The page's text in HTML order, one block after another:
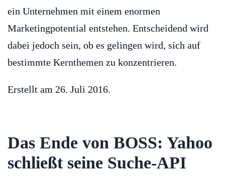
ein Unternehmen mit einem enormen
Marketingpotential entstehen. Entscheidend wird
dabei jedoch sein, ob es gelingen wird, sich auf
bestimmte Kernthemen zu konzentrieren.
Erstellt am 26. Juli 2016.
Das Ende von BOSS: Yahoo
schließt seine Suche-API